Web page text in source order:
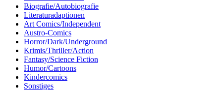
Biografie/Autobiografie
Literaturadaptionen
Art Comics/Independent
Austro-Comics
Horror/Dark/Underground
Krimis/Thriller/Action
Fantasy/Science Fiction
Humor/Cartoons
Kindercomics
Sonstiges